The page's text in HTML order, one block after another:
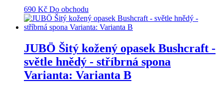
690 Kč Do obchodu
JUBÖ Šitý kožený opasek Bushcraft -
světle hnědý - stříbrná spona
Varianta: Varianta B